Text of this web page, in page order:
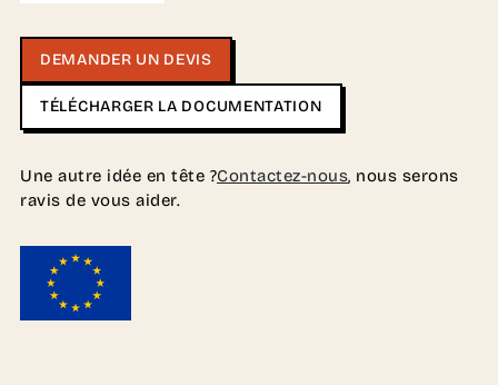
DEMANDER UN DEVIS
TÉLÉCHARGER LA DOCUMENTATION
Une autre idée en tête ?Contactez-nous, nous serons
ravis de vous aider.